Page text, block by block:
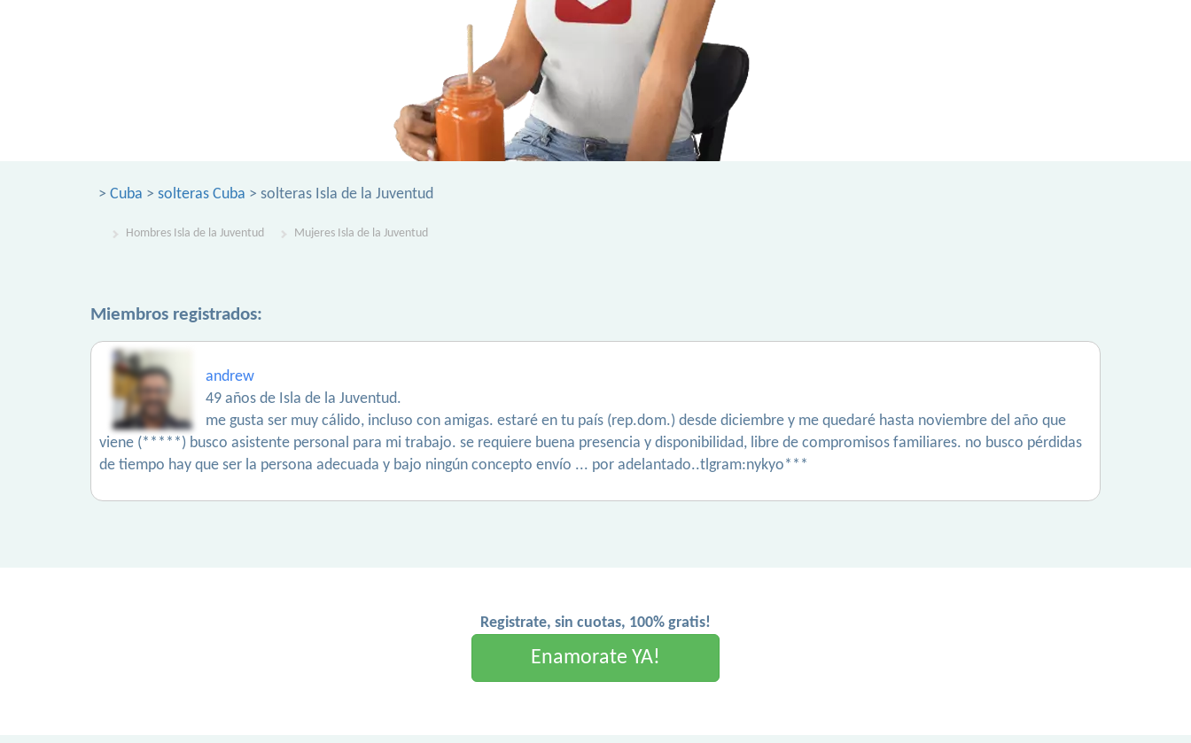
> Cuba > solteras Cuba > solteras Isla de la Juventud
Hombres Isla de la Juventud Mujeres Isla de la Juventud
Miembros registrados:
andrew
49 años de Isla de la Juventud.
me gusta ser muy cálido, incluso con amigas. estaré en tu país (rep.dom.) desde diciembre y me quedaré hasta noviembre del año que
viene (*****) busco asistente personal para mi trabajo. se requiere buena presencia y disponibilidad, libre de compromisos familiares. no busco pérdidas
de tiempo hay que ser la persona adecuada y bajo ningún concepto envío ... por adelantado..tlgram:nykyo***
Registrate, sin cuotas, 100% gratis!
Enamorate YA!